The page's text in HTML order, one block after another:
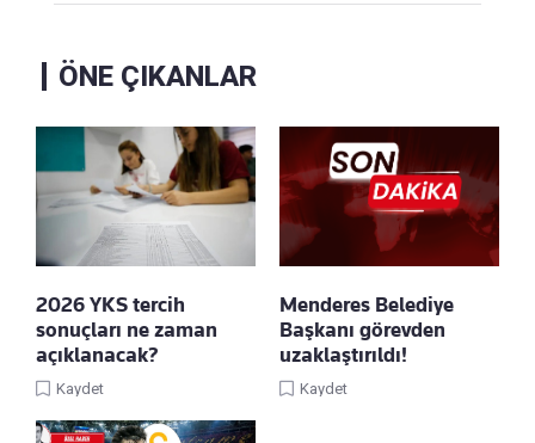
ÖNE ÇIKANLAR
2026 YKS tercih
sonuçları ne zaman
açıklanacak?
Kaydet
Menderes Belediye
Başkanı görevden
uzaklaştırıldı!
Kaydet